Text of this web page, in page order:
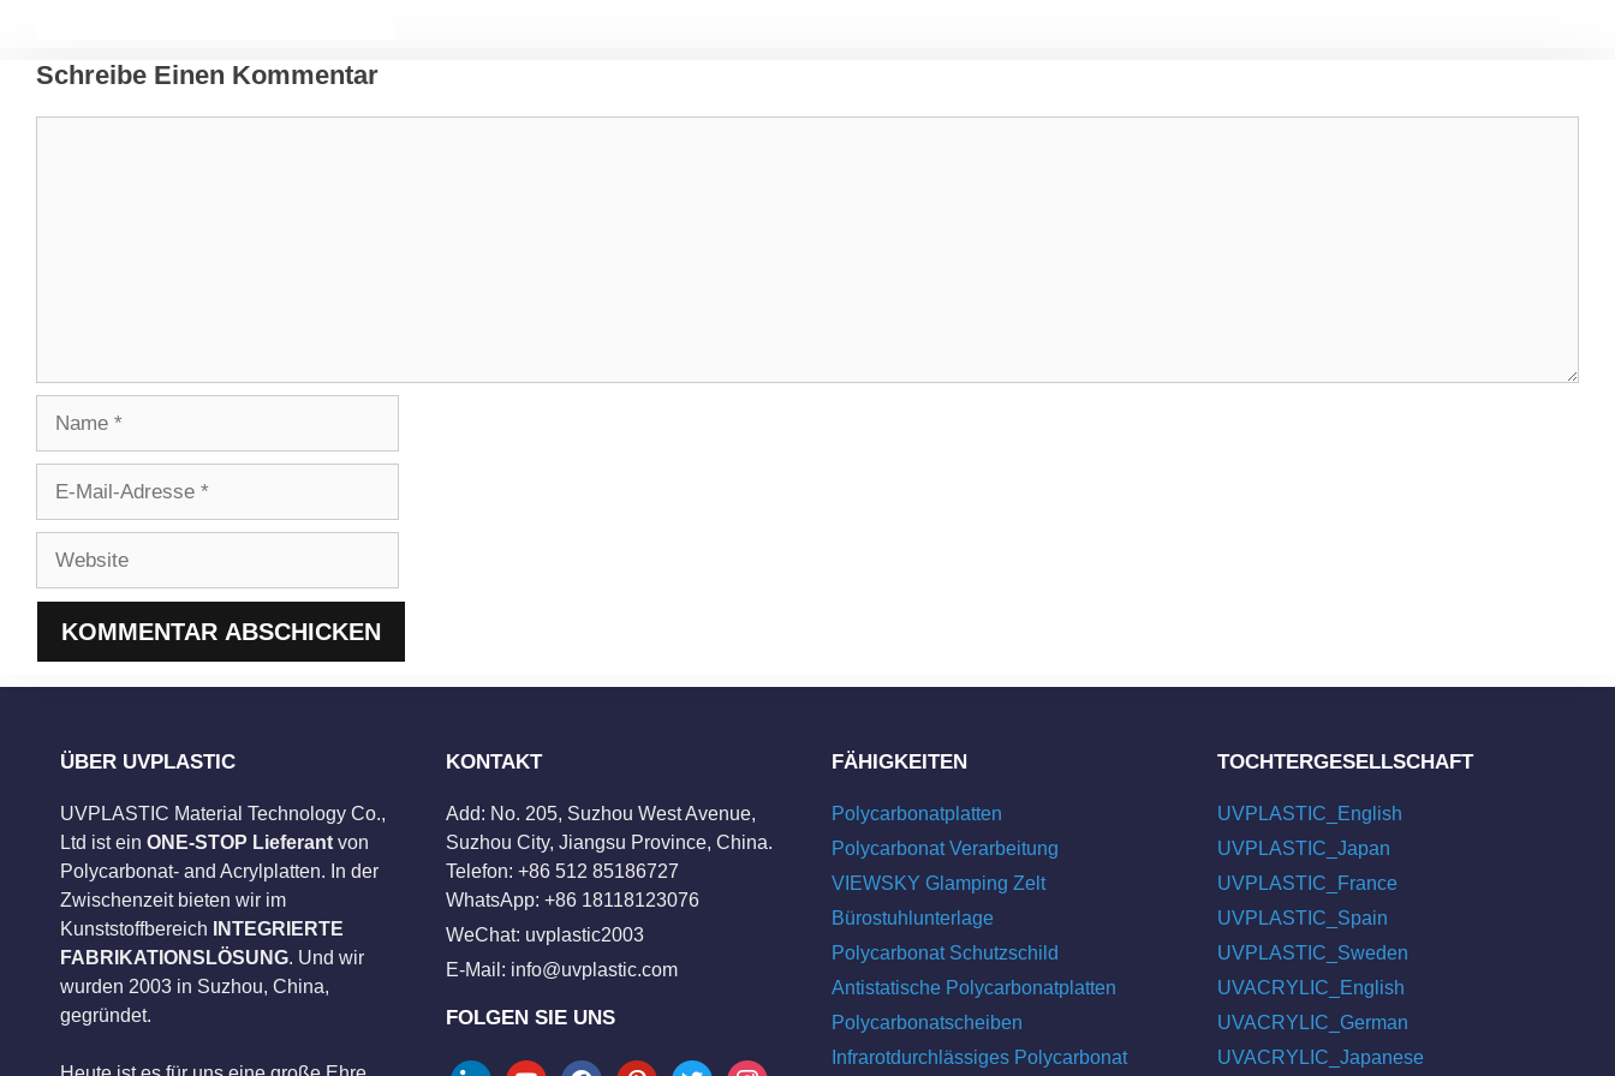
Schreibe Einen Kommentar
Adresse
ÜBER UVPLASTIC
UVPLASTIC Material Technology Co.,
Ltd ist ein ONE-STOP Lieferant von
Polycarbonat- and Acrylplatten. In der
Zwischenzeit bieten wir im
Kunststoffbereich
INTEGRIERTE
FABRIKATIONSLÖSUNG. Und wir
wurden 2003 in Suzhou, China,
gegründet.
KONTAKT
Add: No. 205, Suzhou West Avenue,
Suzhou City, Jiangsu Province, China.
Telefon: +86 512 85186727
WhatsApp: +86 18118123076
WeChat: uvplastic2003
E-Mail: info@uvplastic.com
FOLGEN SIE UNS
FÄHIGKEITEN
Polycarbonatplatten
Polycarbonat Verarbeitung
VIEWSKY Glamping Zelt
Bürostuhlunterlage
Polycarbonat Schutzschild
Antistatische Polycarbonatplatten
Polycarbonatscheiben
Infrarotdurchlässiges Polycarbonat
TOCHTERGESELLSCHAFT
UVPLASTIC_English
UVPLASTIC_Japan
UVPLASTIC_France
UVPLASTIC_Spain
UVPLASTIC_Sweden
UVACRYLIC_English
UVACRYLIC_German
UVACRYLIC_Japanese